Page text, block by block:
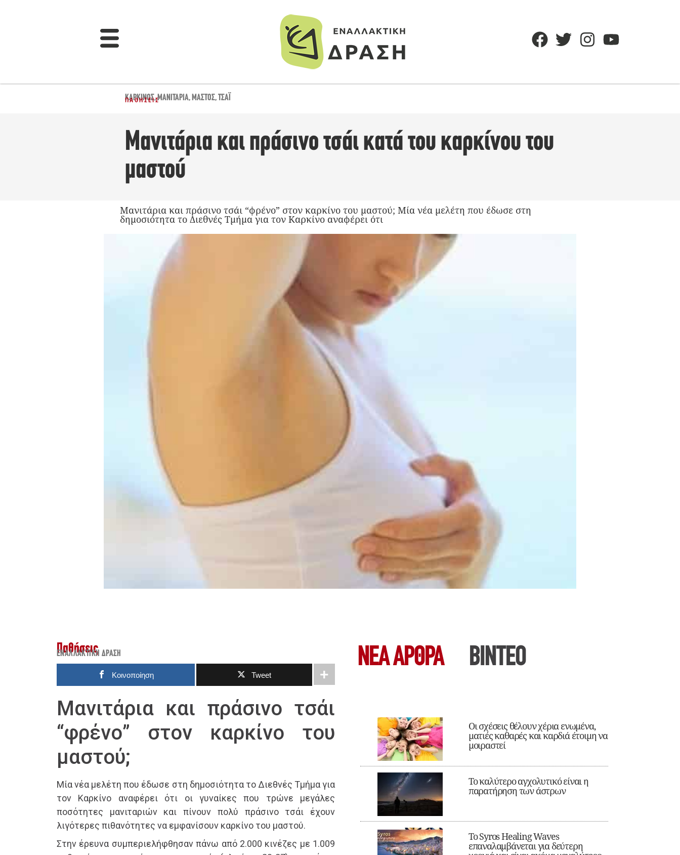
ΚΑΡΚΊΝΟΣ,ΜΑΝΙΤΆΡΙΑ,ΜΑΣΤΌΣ,ΤΣΆΙ
ΠΑΘΉΣΕΙΣ
Μανιτάρια και πράσινο τσάι κατά του καρκίνου του
μαστού
Μανιτάρια και πράσινο τσάι “φρένο” στον καρκίνο του μαστού; Μία νέα μελέτη που έδωσε στη
δημοσιότητα το Διεθνές Τμήμα για τον Καρκίνο αναφέρει ότι
Παθήσεις
ΕΝΑΛΛΑΚΤΙΚΉ ΔΡΆΣΗ
Κοινοποίηση Tweet
Μανιτάρια και πράσινο τσάι
“φρένο” στον καρκίνο του
μαστού;
Μία νέα μελέτη που έδωσε στη δημοσιότητα το Διεθνές Τμήμα για
τον Καρκίνο αναφέρει ότι οι γυναίκες που τρώνε μεγάλες
ποσότητες μανιταριών και πίνουν πολύ πράσινο τσάι έχουν
λιγότερες πιθανότητες να εμφανίσουν καρκίνο του μαστού.
Στην έρευνα συμπεριελήφθησαν πάνω από 2.000 κινέζες με 1.009
ΝΕΑ ΆΡΘΡΑ ΒΙΝΤΕΟ
Οι σχέσεις θέλουν χέρια ενωμένα,
ματιές καθαρές και καρδιά έτοιμη να
μοιραστεί
Το καλύτερο αγχολυτικό είναι η
παρατήρηση των άστρων
Το Syros Healing Waves
επαναλαμβάνεται για δεύτερη